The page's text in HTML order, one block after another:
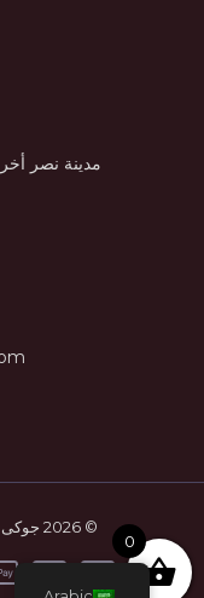
مدينة نصر
© 2026 جوكى لايتس. Powered by جوكى لايتس
0